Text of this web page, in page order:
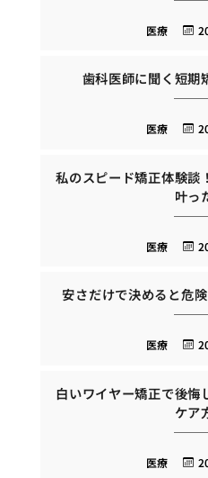
医療
歯科医師に聞く短期
医療
私のスピード矯正体験談
叶っ
医療
安さだけで決めると危
医療
白いワイヤー矯正で後悔
ケア
医療